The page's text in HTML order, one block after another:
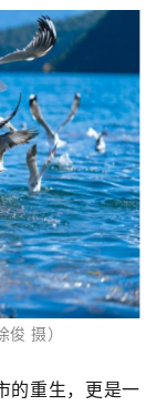
摄）
的重生，更是一